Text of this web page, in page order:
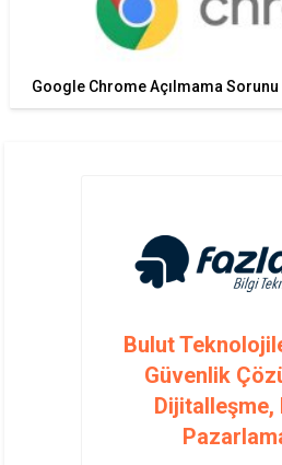
Google Chrome Açılmama Sorunu
Bulut
Güvenlik
Dijitalleşme,